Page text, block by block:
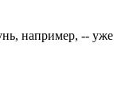
например, -- уже